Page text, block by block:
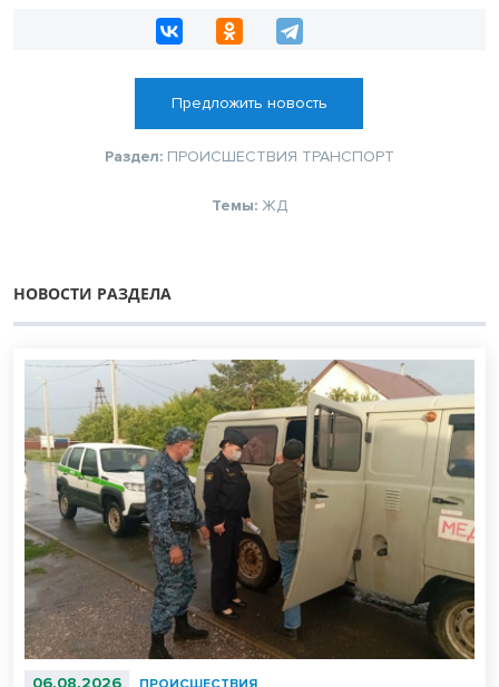
Предложить новость
Раздел: ПРОИСШЕСТВИЯ ТРАНСПОРТ
Темы: ЖД
НОВОСТИ РАЗДЕЛА